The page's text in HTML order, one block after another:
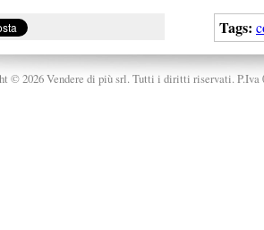
Tags:
© 2026 Vendere di più srl. Tutti i diritti riservati. P.Iva